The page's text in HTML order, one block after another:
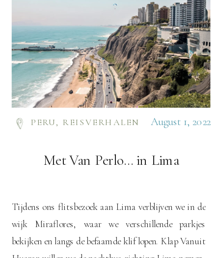
Met Van Perlo… in Lima
Tijdens ons flitsbezoek aan Lima verblijven we in de
wijk Miraflores, waar we verschillende parkjes
bekijken en langs de befaamde klif lopen. Klap Vanuit
PERU, REISVERHALEN August 1, 2022